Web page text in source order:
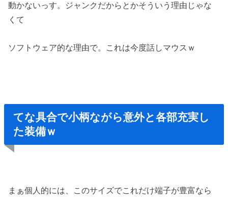
動かないっす。ジャンクだからとかそういう理由じゃな
くて
ソフトウェア的な理由で。これは今度話しマウスｗ
てな具合で小柄ながら意外と各部充実し
た装備ｗ
まぁ個人的には、このサイズでこれだけ端子が豊富なら